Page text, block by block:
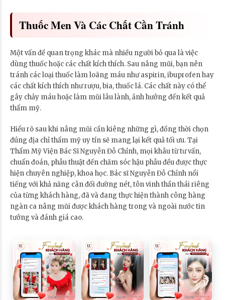
Thuốc Men Và Các Chất Cần Tránh
Một vấn đề quan trọng khác mà nhiều người bỏ qua là việc
dùng thuốc hoặc các chất kích thích. Sau nâng mũi, bạn nên
tránh các loại thuốc làm loãng máu như aspirin, ibuprofen hay
các chất kích thích như rượu, bia, thuốc lá. Các chất này có thể
gây chảy máu hoặc làm mũi lâu lành, ảnh hưởng đến kết quả
thẩm mỹ.
Hiểu rõ sau khi nâng mũi cần kiêng những gì, đồng thời chọn
đúng địa chỉ thẩm mỹ uy tín sẽ mang lại kết quả tối ưu. Tại
Thẩm Mỹ Viện Bác Sĩ Nguyễn Đỗ Chỉnh, mọi khâu từ tư vấn,
chuẩn đoán, phẫu thuật đến chăm sóc hậu phẫu đều được thực
hiện chuyên nghiệp, khoa học. Bác sĩ Nguyễn Đỗ Chỉnh nổi
tiếng với khả năng cân đối đường nét, tôn vinh thần thái riêng
của từng khách hàng, đã và đang thực hiện thành công hàng
ngàn ca nâng mũi được khách hàng trong và ngoài nước tin
tưởng và đánh giá cao.